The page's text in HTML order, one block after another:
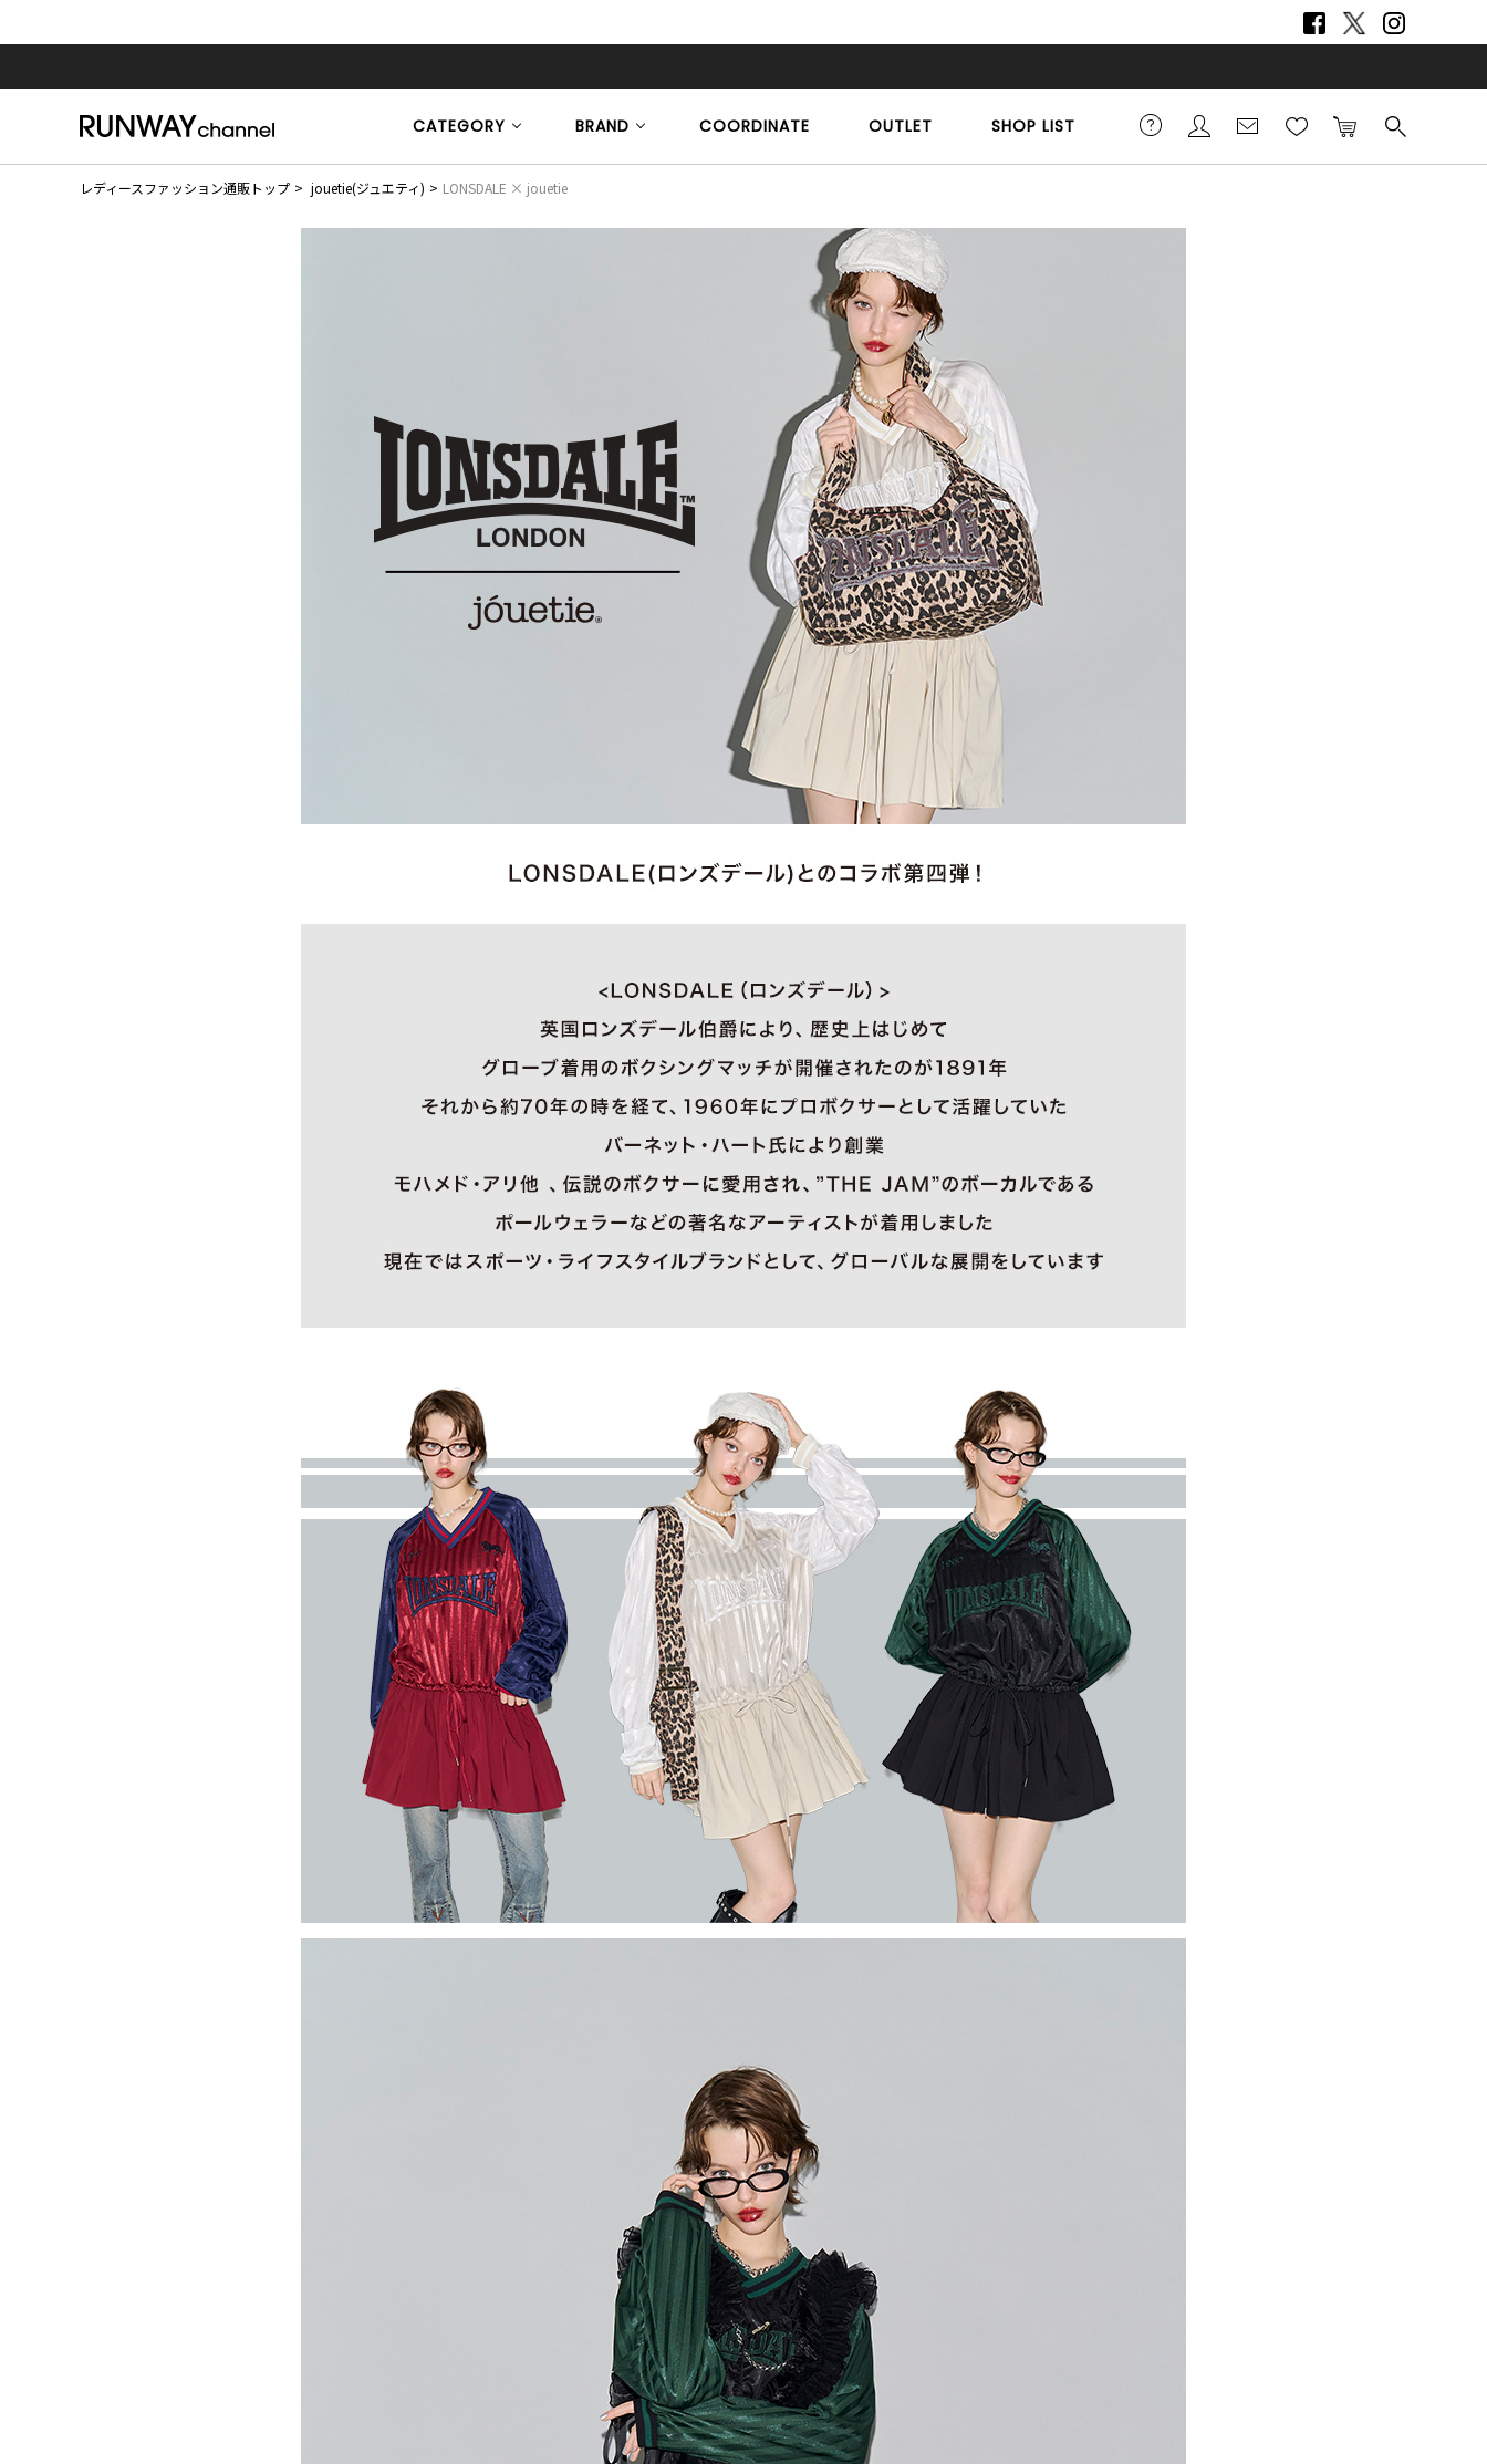
CATEGORY BRAND COORDINATE OUTLET SHOP LIST
レディースファッション通販トップ jouetie(ジュエティ) LONSDALE × jouetie